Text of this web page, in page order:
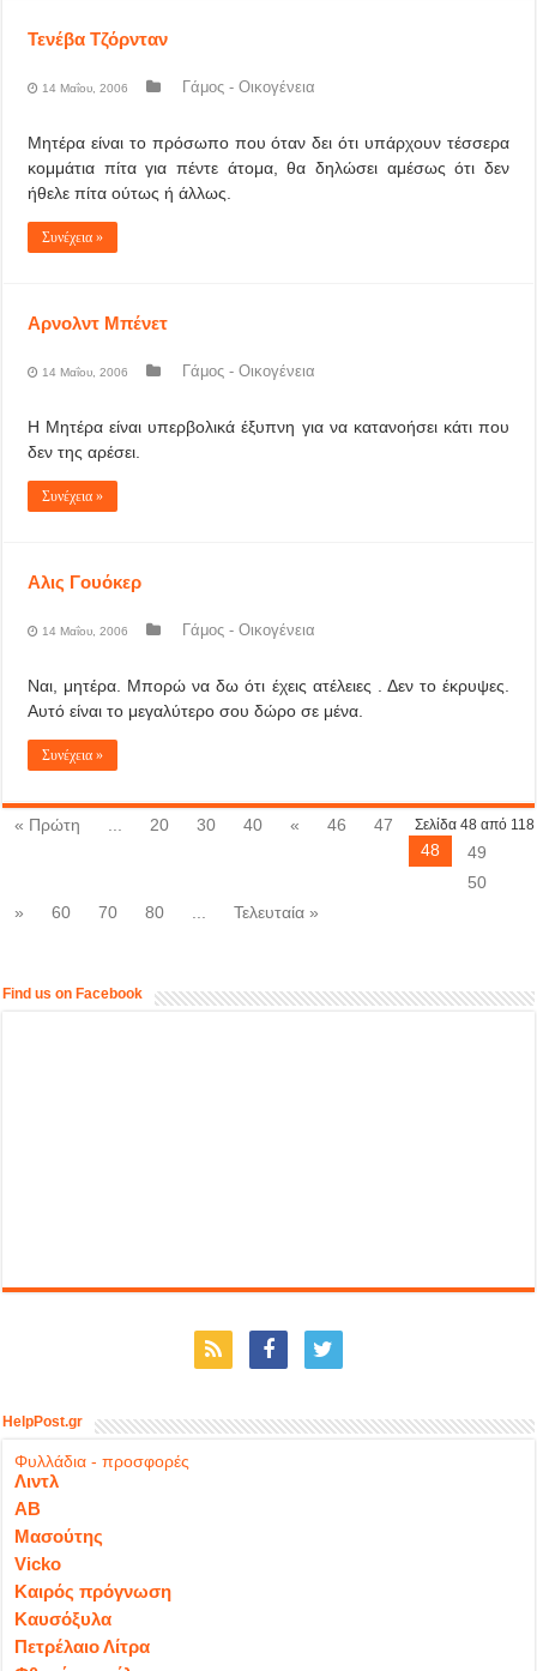
Τενέβα Τζόρνταν
14 Μαΐου, 2006 Γάμος - Οικογένεια
Μητέρα είναι το πρόσωπο που όταν δει ότι υπάρχουν τέσσερα
κομμάτια πίτα για πέντε άτομα, θα δηλώσει αμέσως ότι δεν
ήθελε πίτα ούτως ή άλλως.
Συνέχεια »
Αρνολντ Μπένετ
14 Μαΐου, 2006 Γάμος - Οικογένεια
Η Μητέρα είναι υπερβολικά έξυπνη για να κατανοήσει κάτι που
δεν της αρέσει.
Συνέχεια »
Αλις Γουόκερ
14 Μαΐου, 2006 Γάμος - Οικογένεια
Ναι, μητέρα. Μπορώ να δω ότι έχεις ατέλειες . Δεν το έκρυψες.
Αυτό είναι το μεγαλύτερο σου δώρο σε μένα.
Συνέχεια »
Σελίδα 48 από 118
« Πρώτη 20 30 40 « 46
47
48
49
50
»
60 70 80 Τελευταία »
Find us on Facebook
HelpPost.gr
Φυλλάδια - προσφορές
Λιντλ
ΑΒ
Μασούτης
Vicko
Καιρός πρόγνωση
Καυσόξυλα
Πετρέλαιο Λίτρα